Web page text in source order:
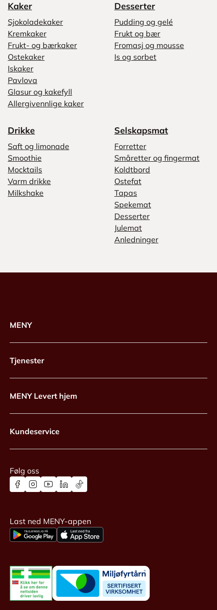
Kaker
Sjokoladekaker
Kremkaker
Frukt- og bærkaker
Ostekaker
Iskaker
Pavlova
Glasur og kakefyll
Allergivennlige kaker
Desserter
Pudding og gelé
Frukt og bær
Fromasj og mousse
Is og sorbet
Drikke
Saft og limonade
Smoothie
Mocktails
Varm drikke
Milkshake
Selskapsmat
Forretter
Småretter og fingermat
Koldtbord
Ostefat
Tapas
Spekemat
Desserter
Julemat
Anledninger
MENY
Tjenester
MENY Levert hjem
Kundeservice
Følg oss
Last ned MENY-appen